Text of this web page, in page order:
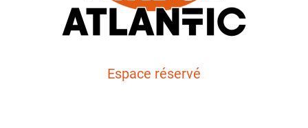
Espace réservé